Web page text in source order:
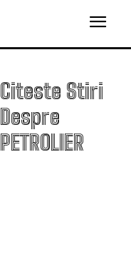
Citeste Stiri
Despre
PETROLIER
P